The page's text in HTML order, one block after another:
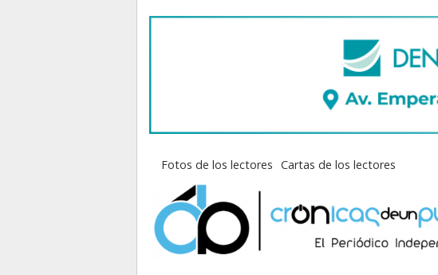
Fotos de los lectores Cartas de los lectores